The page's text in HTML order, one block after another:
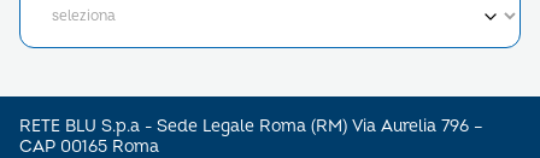
RETE BLU S.p.a - Sede Legale Roma (RM) Via Aurelia 796 –
CAP 00165 Roma